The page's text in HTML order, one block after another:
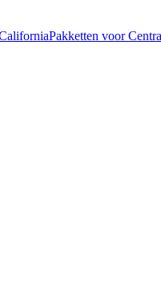
Pakketten voor